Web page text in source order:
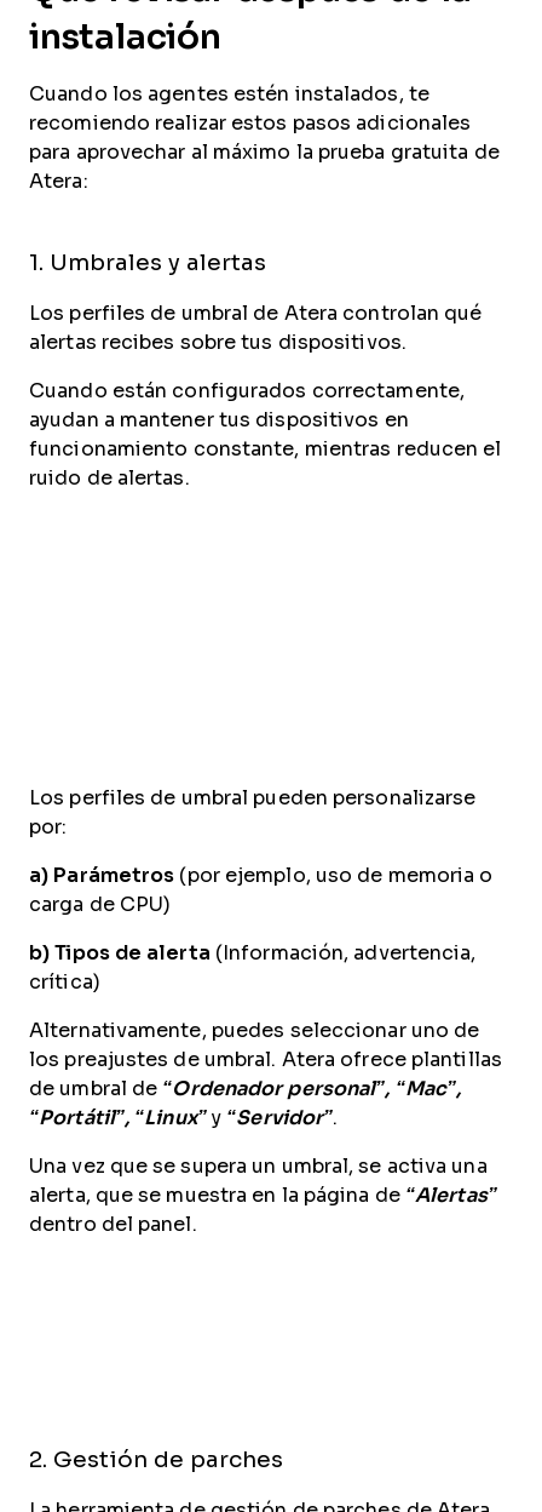
instalación
Cuando los agentes estén instalados, te
recomiendo realizar estos pasos adicionales
para aprovechar al máximo la prueba gratuita de
Atera:
1. Umbrales y alertas
Los perfiles de umbral de Atera controlan qué
alertas recibes sobre tus dispositivos.
Cuando están configurados correctamente,
ayudan a mantener tus dispositivos en
funcionamiento constante, mientras reducen el
ruido de alertas.
Los perfiles de umbral pueden personalizarse
por:
a) Parámetros (por ejemplo, uso de memoria o
carga de CPU)
b) Tipos de alerta (Información, advertencia,
crítica)
Alternativamente, puedes seleccionar uno de
los preajustes de umbral. Atera ofrece plantillas
de umbral de “Ordenador personal”, “Mac”,
“Portátil”, “Linux”y “Servidor”.
Una vez que se supera un umbral, se activa una
alerta, que se muestra en la página de “Alertas”
dentro del panel.
2. Gestión de parches